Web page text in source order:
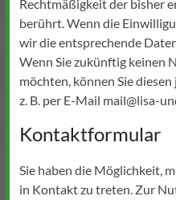
Rechtmäßigkeit der bisher
berührt. Wenn die
wir die entsprechende
Wenn Sie zukünftig keinen
möchten, können Sie
z. B. per E-Mail mail@lisa-
Kontaktformular
Sie haben die Möglichkeit,
in Kontakt zu treten. Zur